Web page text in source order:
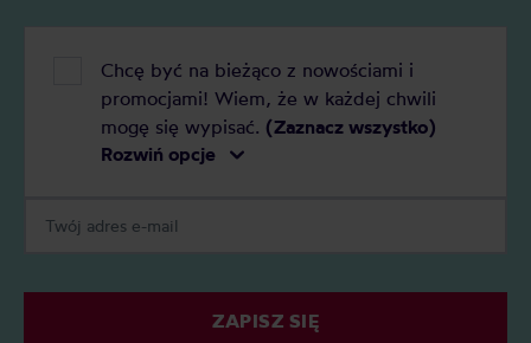
Chcę być na bieżąco z nowościami i
promocjami! Wiem, że w każdej chwili
mogę się wypisać. (Zaznacz wszystko)
Rozwiń opcje
ZAPISZ SIĘ